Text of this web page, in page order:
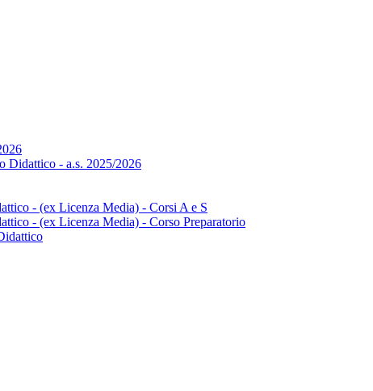
Didattico - a.s. 2025/2026
- (ex Licenza Media) - Corsi A e S
- (ex Licenza Media) - Corso Preparatorio